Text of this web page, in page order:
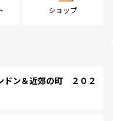
ショップ
ン＆近郊の町 ２０２